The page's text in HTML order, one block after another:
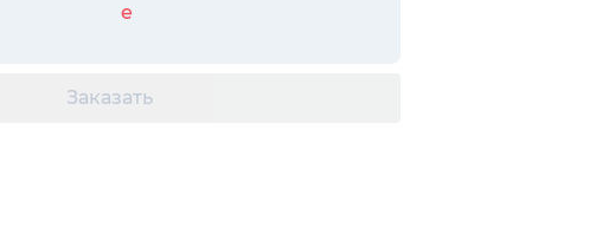
е
Заказать